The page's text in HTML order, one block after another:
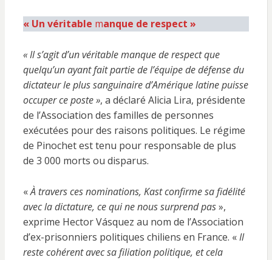
« Un véritable manque de respect »
« Il s’agit d’un véritable manque de respect que
quelqu’un ayant fait partie de l’équipe de défense du
dictateur le plus sanguinaire d’Amérique latine puisse
occuper ce poste », a déclaré Alicia Lira, présidente
de l’Association des familles de personnes
exécutées pour des raisons politiques. Le régime
de Pinochet est tenu pour responsable de plus
de 3 000 morts ou disparus.
«À travers ces nominations, Kast confirme sa fidélité
avec la dictature, ce qui ne nous surprend pas»,
exprime Hector Vásquez au nom de l’Association
d’ex-prisonniers politiques chiliens en France. «Il
reste cohérent avec sa filiation politique, et cela